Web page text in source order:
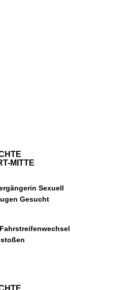
MITTE
Sexuell
Gesucht